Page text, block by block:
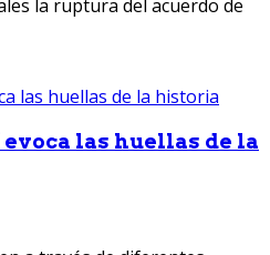
la ruptura del acuerdo de
las huellas de la